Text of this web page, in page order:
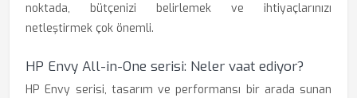
noktada, bütçenizi belirlemek ve ihtiyaçlarınızı
netleştirmek çok önemli.
HP Envy All-in-One serisi: Neler vaat ediyor?
HP Envy serisi, tasarım ve performansı bir arada sunan